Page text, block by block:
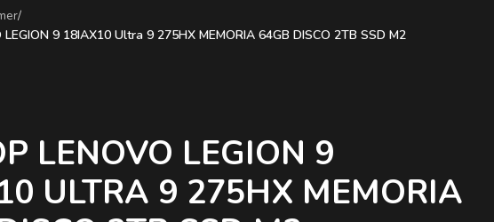
/
LEGION 9 18IAX10 Ultra 9 275HX MEMORIA 64GB DISCO 2TB SSD M2
LENOVO LEGION 9
ULTRA 9 275HX MEMORIA